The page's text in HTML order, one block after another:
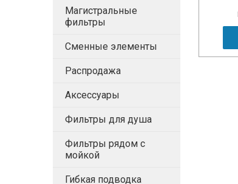
Магистральные
фильтры
Сменные элементы
Распродажа
Аксессуары
Фильтры для душа
Фильтры рядом с
мойкой
Гибкая подводка